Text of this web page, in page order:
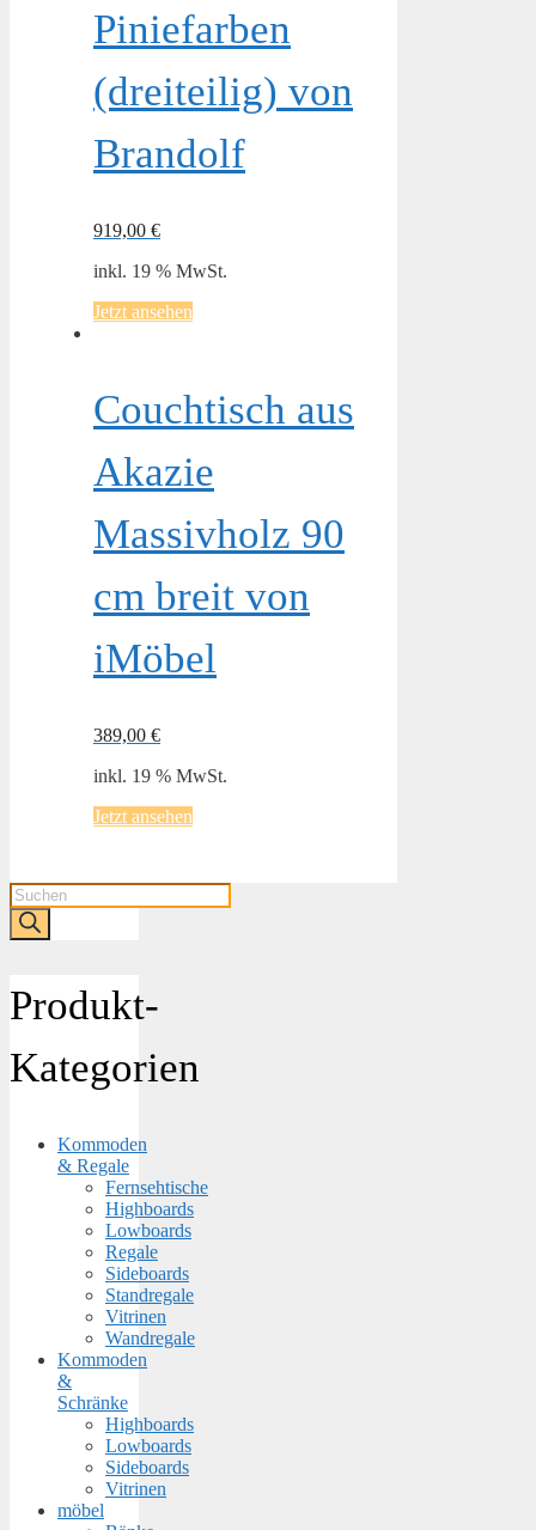
Piniefarben
(dreiteilig) von
Brandolf
919,00 €
inkl. 19 % MwSt.
Jetzt ansehen
Couchtisch aus
Akazie
Massivholz 90
cm breit von
iMöbel
389,00 €
inkl. 19 % MwSt.
Jetzt ansehen
Products
search
Produkt-
Kategorien
Kommoden
& Regale
Fernsehtische
Highboards
Lowboards
Regale
Sideboards
Standregale
Vitrinen
Wandregale
Kommoden
&
Schränke
Highboards
Lowboards
Sideboards
Vitrinen
möbel